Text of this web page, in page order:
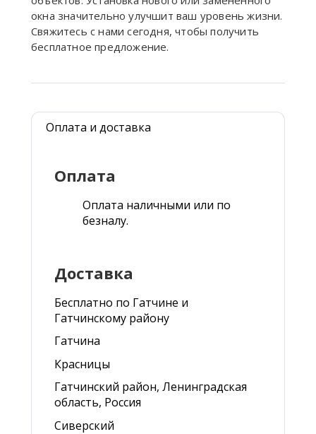
окна значительно улучшит ваш уровень жизни.
Свяжитесь с нами сегодня, чтобы получить
бесплатное предложение.
Оплата и доставка
Оплата
Оплата наличными или по
безналу.
Доставка
Бесплатно по Гатчине и
Гатчинскому району
Гатчина
Красницы
Гатчинский район, Ленинградская
область, Россия
Сиверский